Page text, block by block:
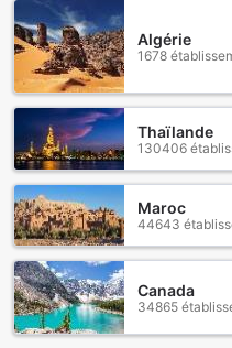
premium wood and
view no frame panoramic
Algérie
1678
Thaïlande
130406
Maroc
44643
Canada
34865